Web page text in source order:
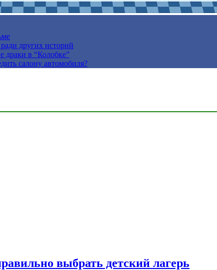
других историй
драки в “Колобке”
салону автомобиля?
выбрать детский лагерь